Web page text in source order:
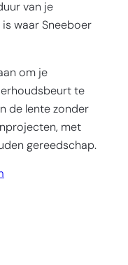
van je
waar Sneeboer
om je
te
de lente zonder
met
gereedschap.